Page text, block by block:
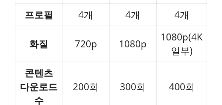
프로필 4개 4개 4개
화질 720p 1080p
1080p(4K
일부)
콘텐츠
다운로드
수
200회 300회 400회